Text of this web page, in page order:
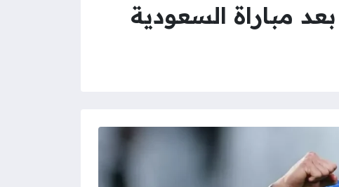
مباراة السعودية